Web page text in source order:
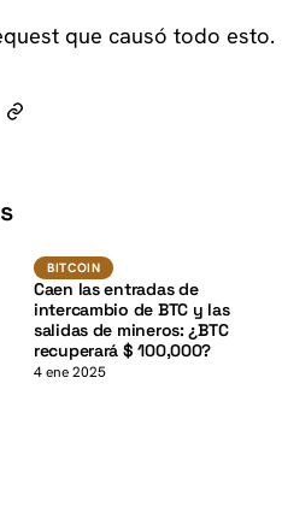
que causó todo esto.
BITCOIN BTC
BITCOIN
Caen las entradas de
intercambio de BTC y las
salidas de mineros: ¿BTC
recuperará $ 100,000?
4 ene 2025